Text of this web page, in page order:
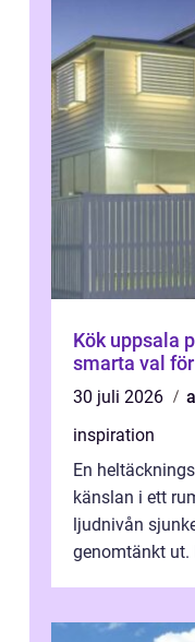
Kök uppsala planering, renovering och
smarta val
30 juli 2026
inspiration
En
känslan i ett
ljudnivån
genomtänkt ut.